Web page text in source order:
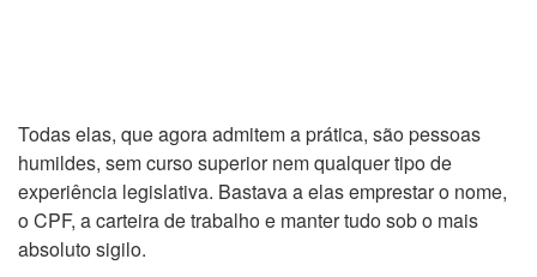
Todas elas, que agora admitem a prática, são pessoas
humildes, sem curso superior nem qualquer tipo de
experiência legislativa. Bastava a elas emprestar o nome,
o CPF, a carteira de trabalho e manter tudo sob o mais
absoluto sigilo.